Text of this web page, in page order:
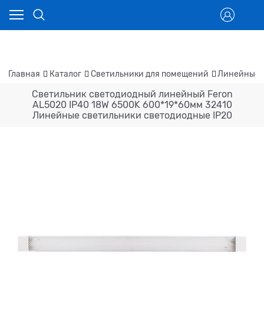
Главная Каталог Светильники для помещений Линейные
Светильник светодиодный линейный Feron
AL5020 IP40 18W 6500K 600*19*60мм 32410
Линейные светильники светодиодные IP20